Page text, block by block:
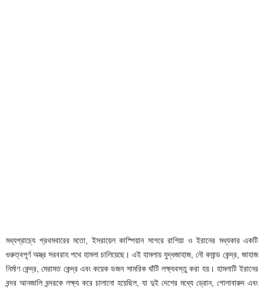
মধ্যপ্রাচ্যে প্রথমবারের মতো, ইসরায়েল কাস্পিয়ান সাগরে রাশিয়া ও ইরানের মধ্যকার একটি
গুরুত্বপূর্ণ অস্ত্র সরবরাহ পথে হামলা চালিয়েছে। এই হামলায় যুদ্ধজাহাজ, নৌ কমান্ড কেন্দ্র, জাহাজ
নির্মাণ কেন্দ্র, মেরামত কেন্দ্র এবং কয়েক ডজন সামরিক ঘাঁটি লক্ষ্যবস্তু করা হয়। হামলাটি ইরানের
বন্দর আনজালি বন্দরকে লক্ষ্য করে চালানো হয়েছিল, যা দুই দেশের মধ্যে ড্রোন, গোলাবারুদ এবং